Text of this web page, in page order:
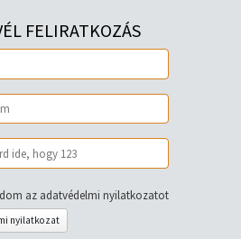
FELIRATKOZÁS
az adatvédelmi nyilatkozatot
nyilatkozat